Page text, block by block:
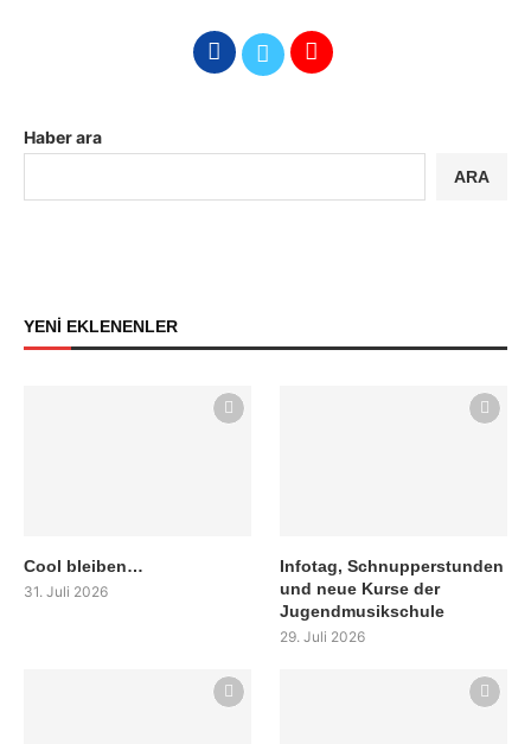
Haber ara
ARA
YENİ EKLENENLER
Cool bleiben…
31. Juli 2026
Infotag, Schnupperstunden
und neue Kurse der
Jugendmusikschule
29. Juli 2026